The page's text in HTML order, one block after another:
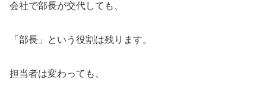
会社で部長が交代しても、
「部長」という役割は残ります。
担当者は変わっても、